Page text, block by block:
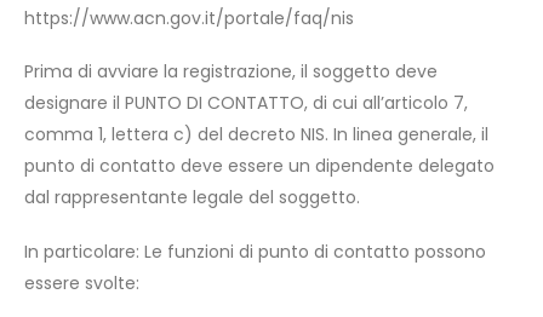
https://www.acn.gov.it/portale/faq/nis
Prima di avviare la registrazione, il soggetto deve
designare il PUNTO DI CONTATTO, di cui all’articolo 7,
comma 1, lettera c) del decreto NIS. In linea generale, il
punto di contatto deve essere un dipendente delegato
dal rappresentante legale del soggetto.
In particolare: Le funzioni di punto di contatto possono
essere svolte: